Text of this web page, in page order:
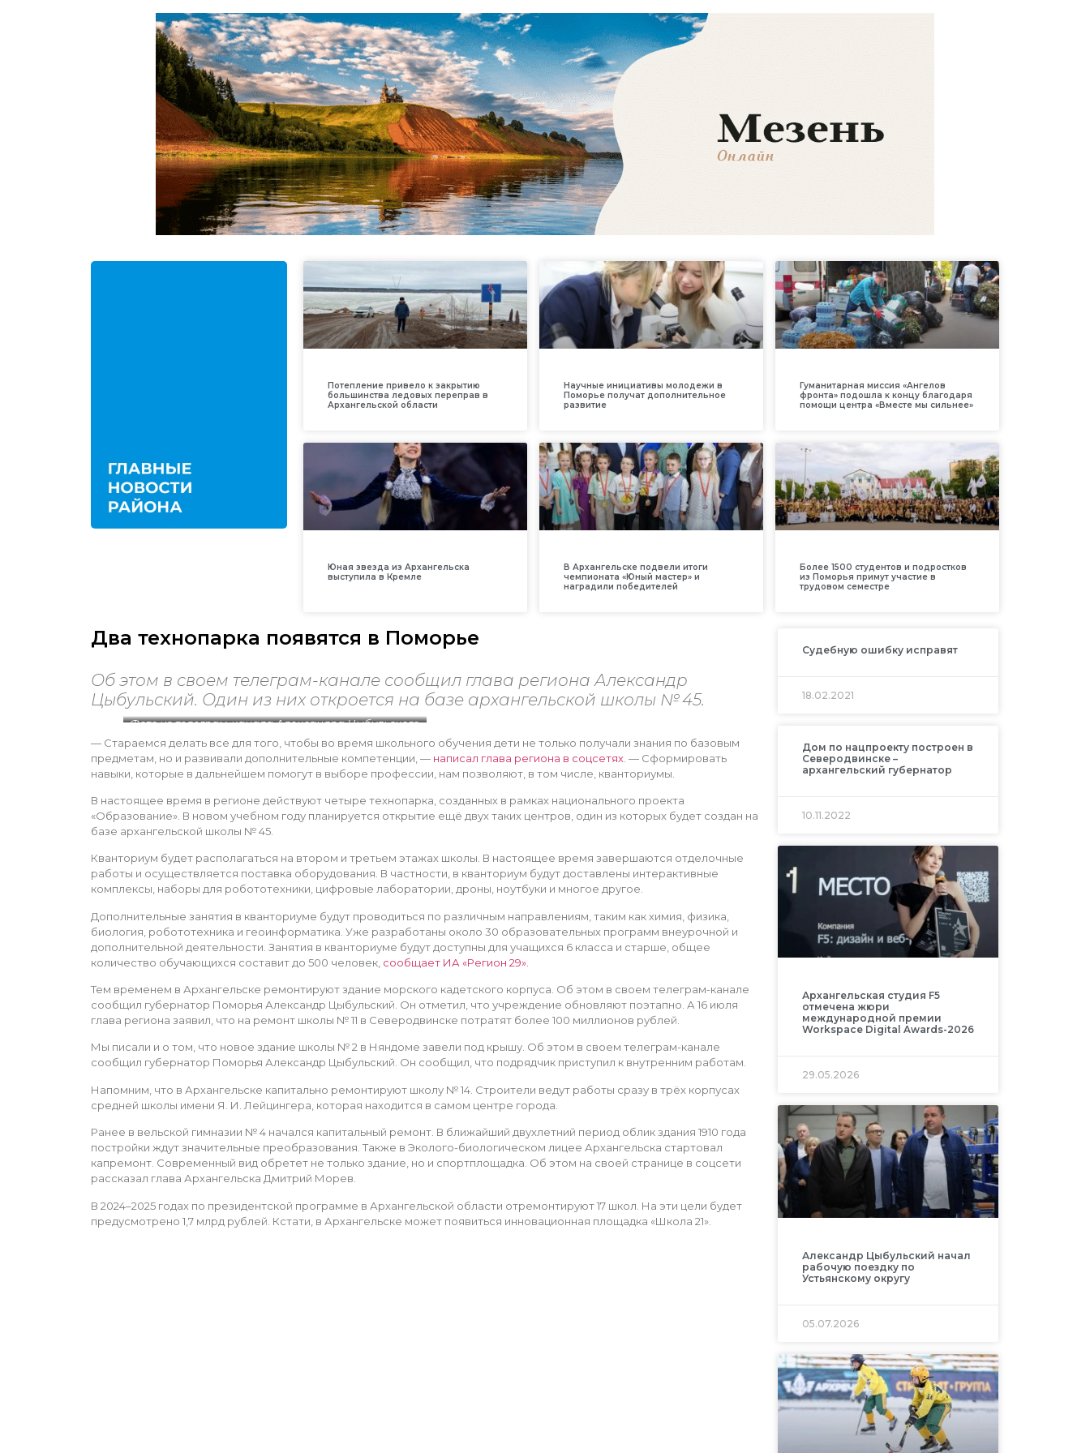
Потепление привело к закрытию
большинства ледовых переправ в
Архангельской области
Научные инициативы молодежи в
Поморье получат дополнительное
развитие
Гуманитарная миссия «Ангелов
фронта» подошла к концу благодаря
помощи центра «Вместе мы сильнее»
Юная звезда из Архангельска
выступила в Кремле
В Архангельске подвели итоги
чемпионата «Юный мастер» и
наградили победителей
Более 1500 студентов и подростков
из Поморья примут участие в
трудовом семестре
Два технопарка появятся в Поморье
Об этом в своем телеграм-канале сообщил глава региона Александр
Цыбульский. Один из них откроется на базе архангельской школы № 45.
Фото из телеграм-канала Александра Цыбульского
— Стараемся делать все для того, чтобы во время школьного обучения дети не только получали знания по базовым
предметам, но и развивали дополнительные компетенции, — написал глава региона в соцсетях . — Сформировать
навыки, которые в дальнейшем помогут в выборе профессии, нам позволяют, в том числе, кванториумы.
В настоящее время в регионе действуют четыре технопарка, созданных в рамках национального проекта
«Образование». В новом учебном году планируется открытие ещё двух таких центров, один из которых будет создан на
базе архангельской школы № 45.
Кванториум будет располагаться на втором и третьем этажах школы. В настоящее время завершаются отделочные
работы и осуществляется поставка оборудования. В частности, в кванториум будут доставлены интерактивные
комплексы, наборы для робототехники, цифровые лаборатории, дроны, ноутбуки и многое другое.
Дополнительные занятия в кванториуме будут проводиться по различным направлениям, таким как химия, физика,
биология, робототехника и геоинформатика. Уже разработаны около 30 образовательных программ внеурочной и
дополнительной деятельности. Занятия в кванториуме будут доступны для учащихся 6 класса и старше, общее
количество обучающихся составит до 500 человек, сообщает ИА «Регион 29».
Тем временем в Архангельске ремонтируют здание морского кадетского корпуса. Об этом в своем телеграм-канале
сообщил губернатор Поморья Александр Цыбульский. Он отметил, что учреждение обновляют поэтапно. А 16 июля
глава региона заявил, что на ремонт школы № 11 в Северодвинске потратят более 100 миллионов рублей.
Мы писали и о том, что новое здание школы № 2 в Няндоме завели под крышу. Об этом в своем телеграм-канале
сообщил губернатор Поморья Александр Цыбульский. Он сообщил, что подрядчик приступил к внутренним работам.
Напомним, что в Архангельске капитально ремонтируют школу № 14. Строители ведут работы сразу в трёх корпусах
средней школы имени Я. И. Лейцингера, которая находится в самом центре города.
Ранее в вельской гимназии № 4 начался капитальный ремонт. В ближайший двухлетний период облик здания 1910 года
постройки ждут значительные преобразования. Также в Эколого-биологическом лицее Архангельска стартовал
капремонт. Современный вид обретет не только здание, но и спортплощадка. Об этом на своей странице в соцсети
рассказал глава Архангельска Дмитрий Морев.
В 2024–2025 годах по президентской программе в Архангельской области отремонтируют 17 школ. На эти цели будет
предусмотрено 1,7 млрд рублей. Кстати, в Архангельске может появиться инновационная площадка «Школа 21».
Судебную ошибку исправят
18.02.2021
Дом по нацпроекту построен в
Северодвинске –
архангельский губернатор
10.11.2022
Архангельская студия F5
отмечена жюри
международной премии
Workspace Digital Awards-2026
29.05.2026
Александр Цыбульский начал
рабочую поездку по
Устьянскому округу
05.07.2026